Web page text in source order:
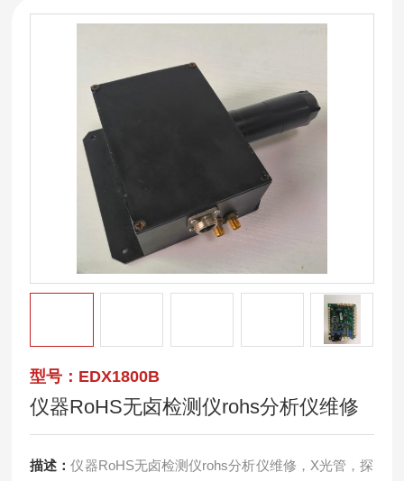
型号：EDX1800B
仪器RoHS无卤检测仪rohs分析仪维修
描述：仪器RoHS无卤检测仪rohs分析仪维修，X光管，探